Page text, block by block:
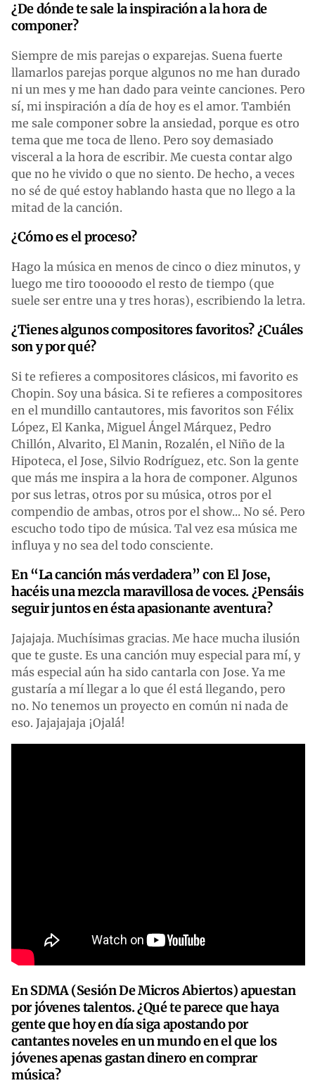
¿De dónde te sale la inspiración a la hora de
componer?
Siempre de mis parejas o exparejas. Suena fuerte
llamarlos parejas porque algunos no me han durado
ni un mes y me han dado para veinte canciones. Pero
sí, mi inspiración a día de hoy es el amor. También
me sale componer sobre la ansiedad, porque es otro
tema que me toca de lleno. Pero soy demasiado
visceral a la hora de escribir. Me cuesta contar algo
que no he vivido o que no siento. De hecho, a veces
no sé de qué estoy hablando hasta que no llego a la
mitad de la canción.
¿Cómo es el proceso?
Hago la música en menos de cinco o diez minutos, y
luego me tiro tooooodo el resto de tiempo (que
suele ser entre una y tres horas), escribiendo la letra.
¿Tienes algunos compositores favoritos? ¿Cuáles
son y por qué?
Si te refieres a compositores clásicos, mi favorito es
Chopin. Soy una básica. Si te refieres a compositores
en el mundillo cantautores, mis favoritos son Félix
López, El Kanka, Miguel Ángel Márquez, Pedro
Chillón, Alvarito, El Manin, Rozalén, el Niño de la
Hipoteca, el Jose, Silvio Rodríguez, etc. Son la gente
que más me inspira a la hora de componer. Algunos
por sus letras, otros por su música, otros por el
compendio de ambas, otros por el show... No sé. Pero
escucho todo tipo de música. Tal vez esa música me
influya y no sea del todo consciente.
En “La canción más verdadera” con El Jose,
hacéis una mezcla maravillosa de voces. ¿Pensáis
seguir juntos en ésta apasionante aventura?
Jajajaja. Muchísimas gracias. Me hace mucha ilusión
que te guste. Es una canción muy especial para mí, y
más especial aún ha sido cantarla con Jose. Ya me
gustaría a mí llegar a lo que él está llegando, pero
no. No tenemos un proyecto en común ni nada de
eso. Jajajajaja ¡Ojalá!
En SDMA (Sesión De Micros Abiertos) apuestan
por jóvenes talentos. ¿Qué te parece que haya
gente que hoy en día siga apostando por
cantantes noveles en un mundo en el que los
jóvenes apenas gastan dinero en comprar
música?